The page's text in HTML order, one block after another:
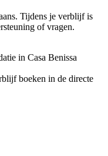
Tijdens je verblijf is
of vragen.
in Casa Benissa
boeken in de directe